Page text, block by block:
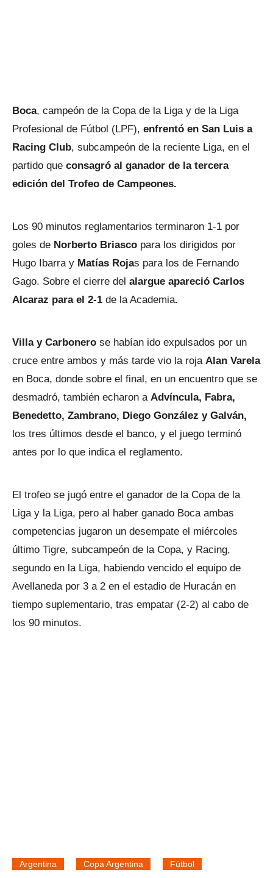
Boca, campeón de la Copa de la Liga y de la Liga
Profesional de Fútbol (LPF), enfrentó en San Luis a
Racing Club, subcampeón de la reciente Liga, en el
partido que consagró al ganador de la tercera
edición del Trofeo de Campeones.
Los 90 minutos reglamentarios terminaron 1-1 por
goles de Norberto Briasco para los dirigidos por
Hugo Ibarra y Matías Rojas para los de Fernando
Gago. Sobre el cierre del alargue apareció Carlos
Alcaraz para el 2-1 de la Academia.
Villa y Carbonero se habían ido expulsados por un
cruce entre ambos y más tarde vio la rojaAlan Varela
en Boca, donde sobre el final, en un encuentro que se
desmadró, también echaron a Advíncula, Fabra,
Benedetto, Zambrano, Diego González y Galván,
los tres últimos desde el banco, y el juego terminó
antes por lo que indica el reglamento.
El trofeo se jugó entre el ganador de la Copa de la
Liga y la Liga, pero al haber ganado Boca ambas
competencias jugaron un desempate el miércoles
último Tigre, subcampeón de la Copa, y Racing,
segundo en la Liga, habiendo vencido el equipo de
Avellaneda por 3 a 2 en el estadio de Huracán en
tiempo suplementario, tras empatar (2-2) al cabo de
los 90 minutos.
Argentina Copa Argentina Fútbol